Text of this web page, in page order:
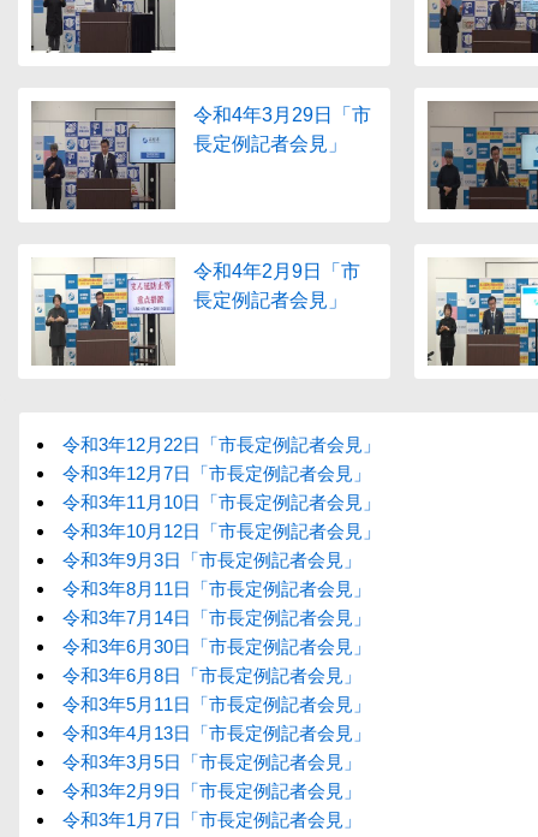
令和4年3月29日「市
長定例記者会見」
令和4年2月9日「市
長定例記者会見」
令和3年12月22日「市長定例記者会見」
令和3年12月7日「市長定例記者会見」
令和3年11月10日「市長定例記者会見」
令和3年10月12日「市長定例記者会見」
令和3年9月3日「市長定例記者会見」
令和3年8月11日「市長定例記者会見」
令和3年7月14日「市長定例記者会見」
令和3年6月30日「市長定例記者会見」
令和3年6月8日「市長定例記者会見」
令和3年5月11日「市長定例記者会見」
令和3年4月13日「市長定例記者会見」
令和3年3月5日「市長定例記者会見」
令和3年2月9日「市長定例記者会見」
令和3年1月7日「市長定例記者会見」